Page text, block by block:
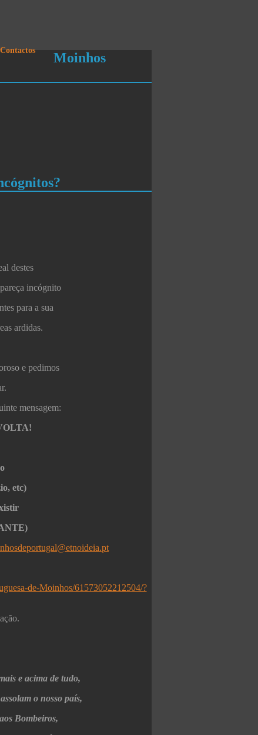
Contactos
Moinhos
destes
incógnito
para a sua
ardidas.
e pedimos
mensagem:
etc)
de-Moinhos/61573052212504/?
e acima de tudo,
o nosso país,
Bombeiros,